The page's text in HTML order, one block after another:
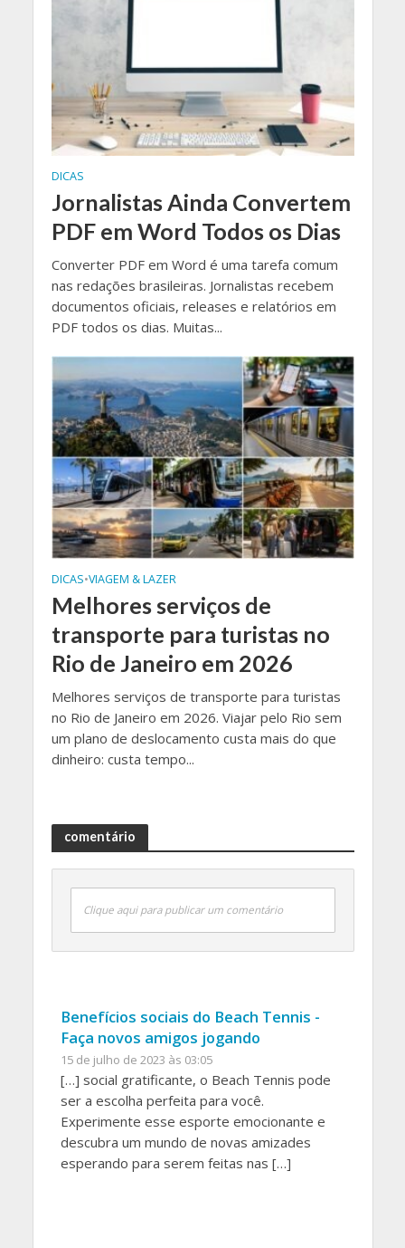
DICAS
Jornalistas Ainda Convertem
PDF em Word Todos os Dias
Converter PDF em Word é uma tarefa comum
nas redações brasileiras. Jornalistas recebem
documentos oficiais, releases e relatórios em
PDF todos os dias. Muitas...
DICAS•VIAGEM & LAZER
Melhores serviços de
transporte para turistas no
Rio de Janeiro em 2026
Melhores serviços de transporte para turistas
no Rio de Janeiro em 2026. Viajar pelo Rio sem
um plano de deslocamento custa mais do que
dinheiro: custa tempo...
comentário
Clique aqui para publicar um comentário
Benefícios sociais do Beach Tennis -
Faça novos amigos jogando
15 de julho de 2023 às 03:05
[…] social gratificante, o Beach Tennis pode
ser a escolha perfeita para você.
Experimente esse esporte emocionante e
descubra um mundo de novas amizades
esperando para serem feitas nas […]